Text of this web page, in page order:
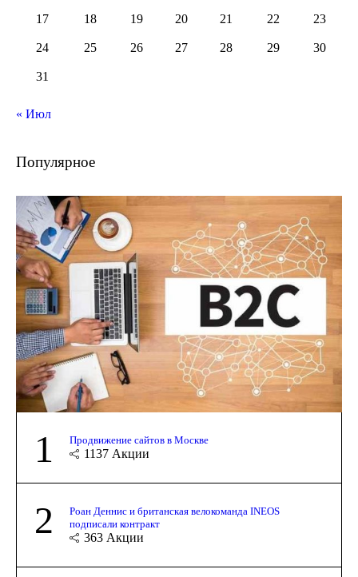
17 18 19 20 21 22 23
24 25 26 27 28 29 30
31
« Июл
Популярное
1 Продвижение сайтов в Москве
1137 Акции
2
Роан Деннис и британская велокоманда INEOS
подписали контракт
363 Акции